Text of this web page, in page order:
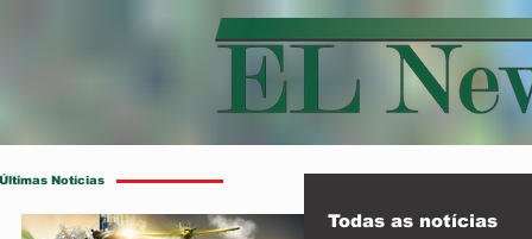
Últimas Notícias
Todas as notícias